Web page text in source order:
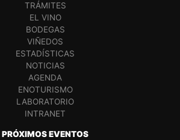
TRÁMITES
EL VINO
BODEGAS
VIÑEDOS
ESTADÍSTICAS
NOTICIAS
AGENDA
ENOTURISMO
LABORATORIO
INTRANET
PRÓXIMOS EVENTOS